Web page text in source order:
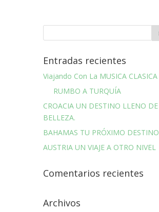
Entradas recientes
Viajando Con La MUSICA CLASICA
RUMBO A TURQUÍA
CROACIA UN DESTINO LLENO DE
BELLEZA.
BAHAMAS TU PRÓXIMO DESTINO
AUSTRIA UN VIAJE A OTRO NIVEL
Comentarios recientes
Archivos